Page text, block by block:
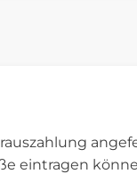
eintragen